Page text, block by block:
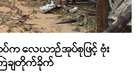
က လေယာဉ်အုပ်စုဖြင့် ဗုံး
ြဲချတိုက်ခိုက်